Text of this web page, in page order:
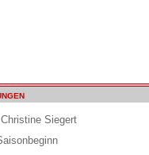
Siegert